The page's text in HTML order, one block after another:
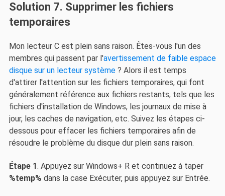
Solution 7. Supprimer les fichiers
temporaires
Mon lecteur C est plein sans raison. Êtes-vous l'un des
membres qui passent par l'avertissement de faible espace
disque sur un lecteur système? Alors il est temps
d'attirer l'attention sur les fichiers temporaires, qui font
généralement référence aux fichiers restants, tels que les
fichiers d'installation de Windows, les journaux de mise à
jour, les caches de navigation, etc. Suivez les étapes ci-
dessous pour effacer les fichiers temporaires afin de
résoudre le problème du disque dur plein sans raison.
Étape 1. Appuyez sur Windows+ R et continuez à taper
%temp% dans la case Exécuter, puis appuyez sur Entrée.